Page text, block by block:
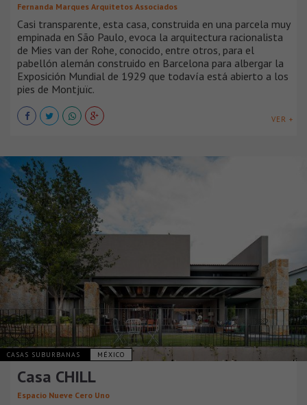
Fernanda Marques Arquitetos Associados
Casi transparente, esta casa, construida en una parcela muy
empinada en São Paulo, evoca la arquitectura racionalista
de Mies van der Rohe, conocido, entre otros, para el
pabellón alemán construido en Barcelona para albergar la
Exposición Mundial de 1929 que todavía está abierto a los
pies de Montjuïc.
VER +
CASAS SUBURBANAS MÉXICO
Casa CHILL
Espacio Nueve Cero Uno